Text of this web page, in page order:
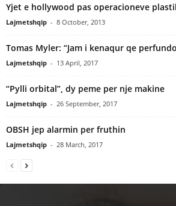
Yjet e hollywood pas operacioneve
Lajmetshqip - 8 October, 2013
Tomas Myler: “Jam i kenaqur qe
Lajmetshqip - 13 April, 2017
“Pylli orbital”, dy peme per nje makine
Lajmetshqip - 26 September, 2017
OBSH jep alarmin per fruthin
Lajmetshqip - 28 March, 2017